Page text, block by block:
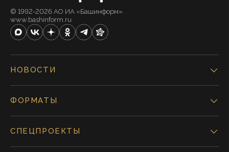
© 1992-2026 АО ИА «Башинформ».
www.bashinform.ru
НОВОСТИ
ФОРМАТЫ
СПЕЦПРОЕКТЫ